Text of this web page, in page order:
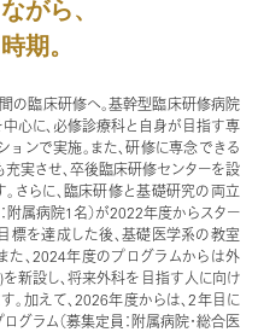
がら、
期。
の臨床研修へ。基幹型臨床研修病院
心に、必修診療科と自身が目指す専
ンで実施。また、研修に専念できる
実させ、卒後臨床研修センターを設
さらに、臨床研修と基礎研究の両立
附属病院1名）が2022年度からスター
標を達成した後、基礎医学系の教室
た、2024年度のプログラムからは外
新設し、将来外科を目指す人に向け
。加えて、2026年度からは、2年目に
グラム（募集定員：附属病院・総合医